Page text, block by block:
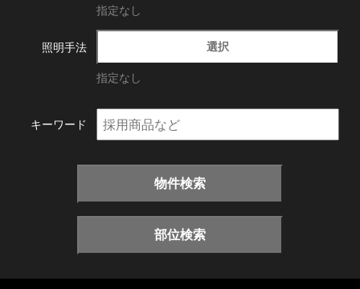
指定なし
照明手法 選択
指定なし
キーワード
物件検索
部位検索